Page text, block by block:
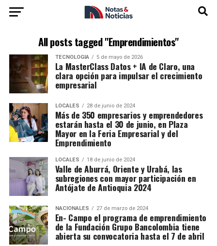
All posts tagged "Emprendimientos"
TECNOLOGÍA 5 de mayo de 2026
La MasterClass Datos + IA de Claro, una
clara opción para impulsar el crecimiento
empresarial
LOCALES 28 de junio de 2024
Más de 350 empresarios y emprendedores
estarán hasta el 30 de junio, en Plaza
Mayor en la Feria Empresarial y del
Emprendimiento
LOCALES 18 de junio de 2024
Valle de Aburrá, Oriente y Urabá, las
subregiones con mayor participación en
Antójate de Antioquia 2024
NACIONALES 27 de marzo de 2024
En- Campo el programa de emprendimiento
de la Fundación Grupo Bancolombia tiene
abierta su convocatoria hasta el 7 de abril